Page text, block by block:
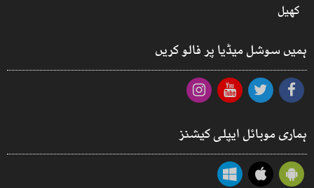
کھیل
ہمیں سوشل میڈیا پر فالو کریں
ہماری موبائل ایپلی کیشنز